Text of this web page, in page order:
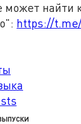
может найти
https://